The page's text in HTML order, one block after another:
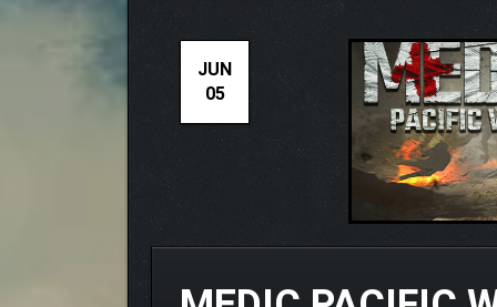
JUN
05